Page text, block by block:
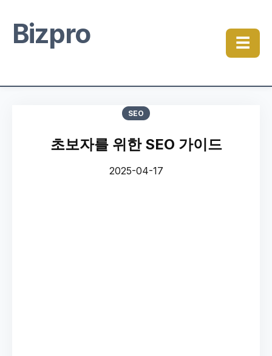
Bizpro ☰
SEO
초보자를 위한 SEO 가이드
2025-04-17